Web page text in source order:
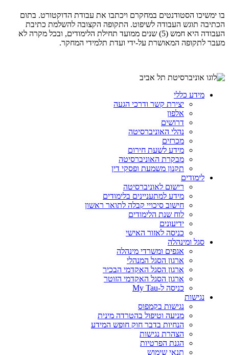
בו ימשיכו הסטודנטים במחקרם ויכתבו את עבודת הדוקטורט. בתום
הכתיבה תוגש העבודה לשיפוט. התקופה הקצובה להשלמת כתיבת
העבודה היא חמש (5) שנים ממועד תחילת הלימודים, ובכל מקרה לא
מעבר לתקופה המאושרת על-ידי ועדת תלמידי המחקר.
מידע כללי
יצירת קשר ודרכי הגעה
אלפון
דרושים
נהלי האוניברסיטה
מכרזים
מידע לשעת חירום
מבקרת האוניברסיטה
תקנון משמעת ופסקי דין
לימודים
רישום לאוניברסיטה
מידע למתעניינים בלימודים
חישוב סיכויי קבלה לתואר ראשון
לוח שנת הלימודים
ידיעונים
כניסה לאזור האישי
סגל ומינהלה
אגפים ומשרדי מינהלה
ארגון הסגל המנהלי
ארגון הסגל האקדמי הבכיר
ארגון הסגל האקדמי הזוטר
כניסה ל-My Tau
נגישות
נגישות בקמפוס
מניעה וטיפול בהטרדה מינית
הנחיות בדבר חוק חופש המידע
הצהרת נגישות
הגנת הפרטיות
תנאי שימוש